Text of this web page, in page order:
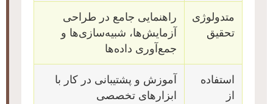
متدولوژی
تحقیق
راهنمایی جامع در طراحی
آزمایش‌ها، شبیه‌سازی‌ها و
جمع‌آوری داده‌ها
استفاده
از
آموزش و پشتیبانی در کار با
ابزارهای تخصصی